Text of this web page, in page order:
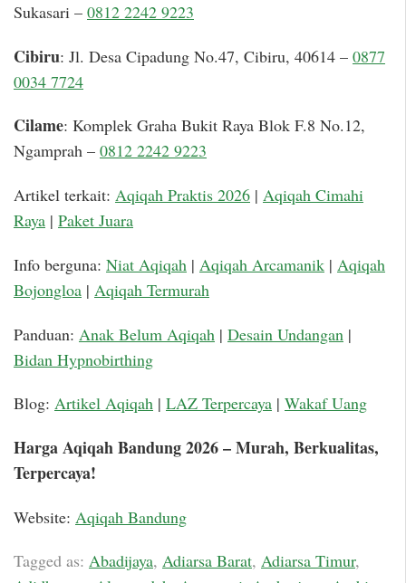
Sukasari – 0812 2242 9223
Cibiru: Jl. Desa Cipadung No.47, Cibiru, 40614 – 0877
0034 7724
Cilame: Komplek Graha Bukit Raya Blok F.8 No.12,
Ngamprah – 0812 2242 9223
Artikel terkait: Aqiqah Praktis 2026 | Aqiqah Cimahi
Raya | Paket Juara
Info berguna: Niat Aqiqah | Aqiqah Arcamanik | Aqiqah
Bojongloa | Aqiqah Termurah
Panduan: Anak Belum Aqiqah | Desain Undangan |
Bidan Hypnobirthing
Blog: Artikel Aqiqah | LAZ Terpercaya | Wakaf Uang
Harga Aqiqah Bandung 2026 – Murah, Berkualitas,
Terpercaya!
Website: Aqiqah Bandung
Tagged as: Abadijaya, Adiarsa Barat, Adiarsa Timur,